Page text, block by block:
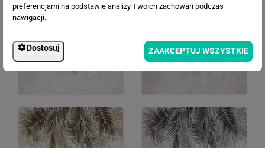
preferencjami na podstawie analizy Twoich zachowań podczas
nawigacji.
Dostosuj ZAAKCEPTUJ WSZYSTKIE